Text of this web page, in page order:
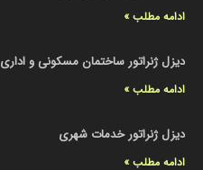
ادامه مطلب »
دیزل ژنراتور ساختمان مسکونی و اداری
ادامه مطلب »
دیزل ژنراتور خدمات شهری
ادامه مطلب »